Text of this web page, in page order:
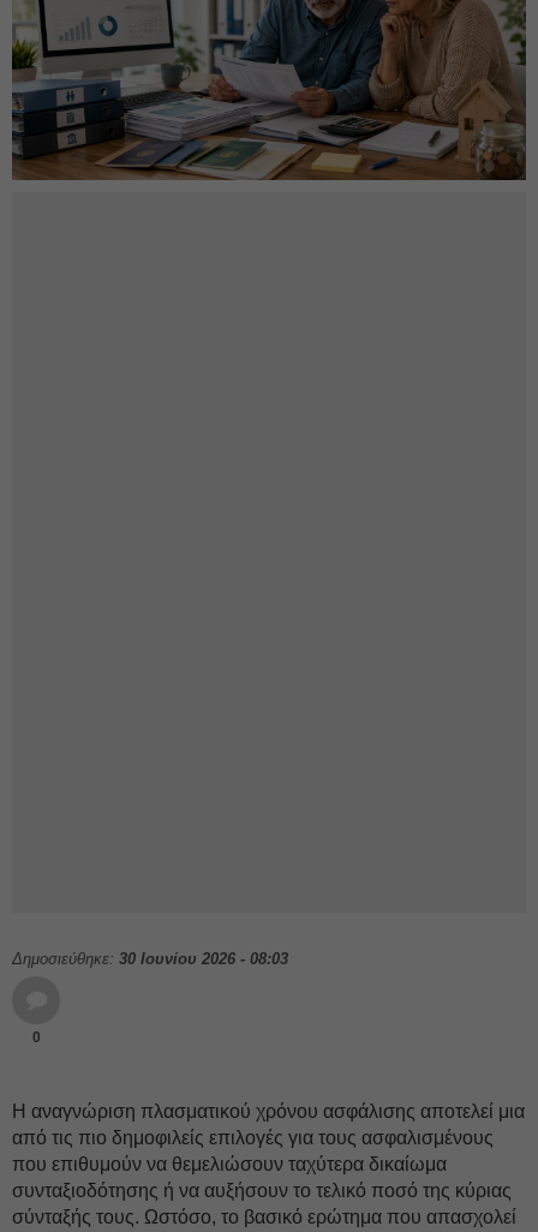
Δημοσιεύθηκε: 30 Ιουνίου 2026 - 08:03
0
Η αναγνώριση πλασματικού χρόνου ασφάλισης αποτελεί μια
από τις πιο δημοφιλείς επιλογές για τους ασφαλισμένους
που επιθυμούν να θεμελιώσουν ταχύτερα δικαίωμα
συνταξιοδότησης ή να αυξήσουν το τελικό ποσό της κύριας
σύνταξής τους. Ωστόσο, το βασικό ερώτημα που απασχολεί